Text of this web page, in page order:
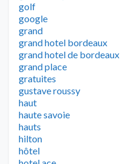
golf
google
grand
grand hotel bordeaux
grand hotel de bordeaux
grand place
gratuites
gustave roussy
haut
haute savoie
hauts
hilton
hôtel